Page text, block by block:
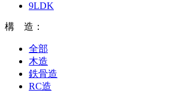
9LDK
構 造：
全部
木造
鉄骨造
RC造